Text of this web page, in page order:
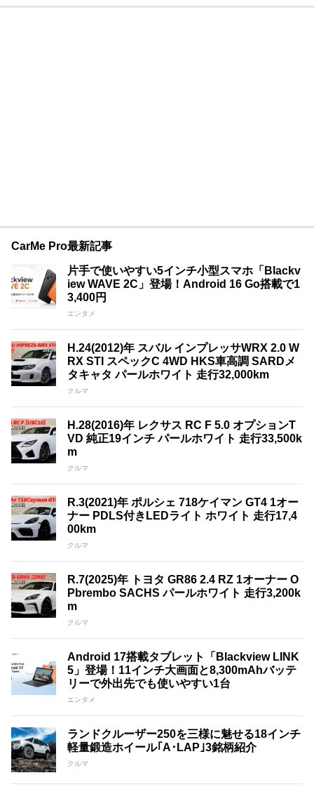
CarMe Pro最新記事
片手で使いやすい5インチ小型スマホ「Blackv
iew WAVE 2C」登場！Android 16 Go搭載で1
3,400円
エンタメ
H.24(2012)年 スバル インプレッサWRX 2.0 W
RX STI スペックC 4WD HKS車高調 SARDメ
タキャタ パールホワイト 走行32,000km
クルマ
H.28(2016)年 レクサス RC F 5.0 オプションT
VD 純正19インチ パールホワイト 走行33,500k
m
クルマ
R.3(2021)年 ポルシェ 718ケイマン GT4 1オー
ナー PDLS付きLEDライト ホワイト 走行17,4
00km
クルマ
R.7(2025)年 トヨタ GR86 2.4 RZ 1オーナー O
Pbrembo SACHS パールホワイト 走行3,200k
m
クルマ
Android 17搭載タブレット「Blackview LINK
5」登場！11インチ大画面と8,300mAhバッテ
リーで外出先でも使いやすい1台
エンタメ
ランドクルーザー250を三様に魅せる18インチ
軽量鍛造ホイール｢A･LAP｣3銘柄紹介
クルマ